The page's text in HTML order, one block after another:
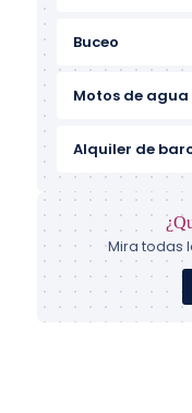
Buceo
Motos de agua
Alquiler de
Mira todas